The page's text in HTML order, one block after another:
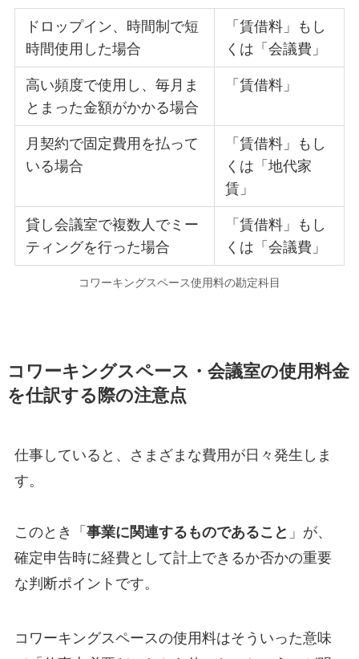
ドロップイン、時間制で短
時間使用した場合
「賃借料」もし
くは「会議費」
高い頻度で使用し、毎月ま
とまった金額がかかる場合
「賃借料」
月契約で固定費用を払って
いる場合
「賃借料」もし
くは「地代家
賃」
貸し会議室で複数人でミー
ティングを行った場合
「賃借料」もし
くは「会議費」
コワーキングスペース使用料の勘定科目
コワーキングスペース・会議室の使用料金
を仕訳する際の注意点
仕事していると、さまざまな費用が日々発生しま
す。
このとき「 事業に関連するものであること 」が、
確定申告時に経費として計上できるか否かの重要
な判断ポイントです。
コワーキングスペースの使用料はそういった意味